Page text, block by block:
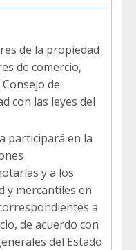
de la propiedad
de comercio,
de
con las leyes del
participará en la
y a los
y mercantiles en
a
de acuerdo con
del Estado